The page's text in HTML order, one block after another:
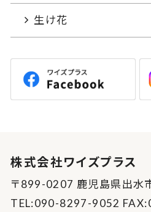
生け花
株式会社ワイズプラス
〒899-0207 鹿児島県出水
TEL:090-8297-9052